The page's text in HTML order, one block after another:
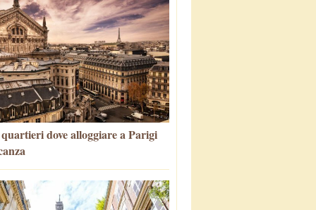
dove alloggiare a Parigi